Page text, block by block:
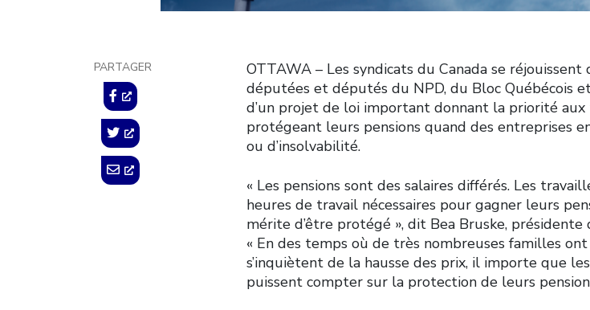
PARTAGER
OTTAWA – Les syndicats du Canada se
députées et députés du NPD, du Bloc Québécois
d’un projet de loi important donnant la priorité
protégeant leurs pensions quand des entreprises
ou d’insolvabilité.
« Les pensions sont des salaires différés. Les
heures de travail nécessaires pour gagner leurs
mérite d’être protégé », dit Bea Bruske,
« En des temps où de très nombreuses familles
s’inquiètent de la hausse des prix, il importe que
puissent compter sur la protection de leurs